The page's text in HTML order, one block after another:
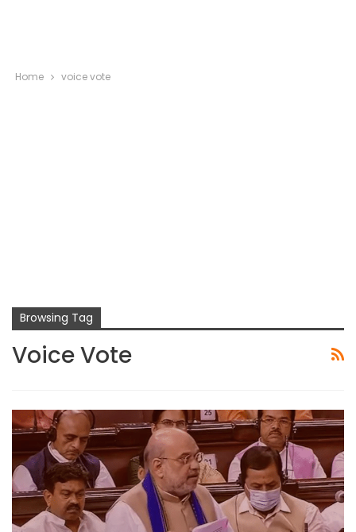
Home voice vote
Browsing Tag
Voice Vote